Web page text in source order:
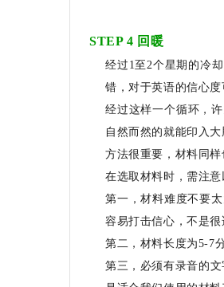
STEP 4 回暖
经过1至2个星期的冷
错，对于英语的信心
经过这样一个循环，
自然而然的就能印入大
方法很重要，材料同样
在选取材料时，需注意
第一，材料难度不要
容易打击信心，不是
第二，材料长度为5-7
第三，必须有录音的